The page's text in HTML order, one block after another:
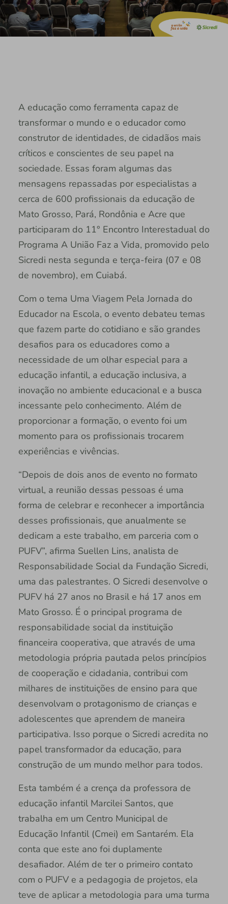
A educação como ferramenta capaz de
transformar o mundo e o educador como
construtor de identidades, de cidadãos mais
críticos e conscientes de seu papel na
sociedade. Essas foram algumas das
mensagens repassadas por especialistas a
cerca de 600 profissionais da educação de
Mato Grosso, Pará, Rondônia e Acre que
participaram do 11° Encontro Interestadual do
Programa A União Faz a Vida, promovido pelo
Sicredi nesta segunda e terça-feira (07 e 08
de novembro), em Cuiabá.
Com o tema Uma Viagem Pela Jornada do
Educador na Escola, o evento debateu temas
que fazem parte do cotidiano e são grandes
desafios para os educadores como a
necessidade de um olhar especial para a
educação infantil, a educação inclusiva, a
inovação no ambiente educacional e a busca
incessante pelo conhecimento. Além de
proporcionar a formação, o evento foi um
momento para os profissionais trocarem
experiências e vivências.
“Depois de dois anos de evento no formato
virtual, a reunião dessas pessoas é uma
forma de celebrar e reconhecer a importância
desses profissionais, que anualmente se
dedicam a este trabalho, em parceria com o
PUFV”, afirma Suellen Lins, analista de
Responsabilidade Social da Fundação Sicredi,
uma das palestrantes. O Sicredi desenvolve o
PUFV há 27 anos no Brasil e há 17 anos em
Mato Grosso. É o principal programa de
responsabilidade social da instituição
financeira cooperativa, que através de uma
metodologia própria pautada pelos princípios
de cooperação e cidadania, contribui com
milhares de instituições de ensino para que
desenvolvam o protagonismo de crianças e
adolescentes que aprendem de maneira
participativa. Isso porque o Sicredi acredita no
papel transformador da educação, para
construção de um mundo melhor para todos.
Esta também é a crença da professora de
educação infantil Marcilei Santos, que
trabalha em um Centro Municipal de
Educação Infantil (Cmei) em Santarém. Ela
conta que este ano foi duplamente
desafiador. Além de ter o primeiro contato
com o PUFV e a pedagogia de projetos, ela
teve de aplicar a metodologia para uma turma